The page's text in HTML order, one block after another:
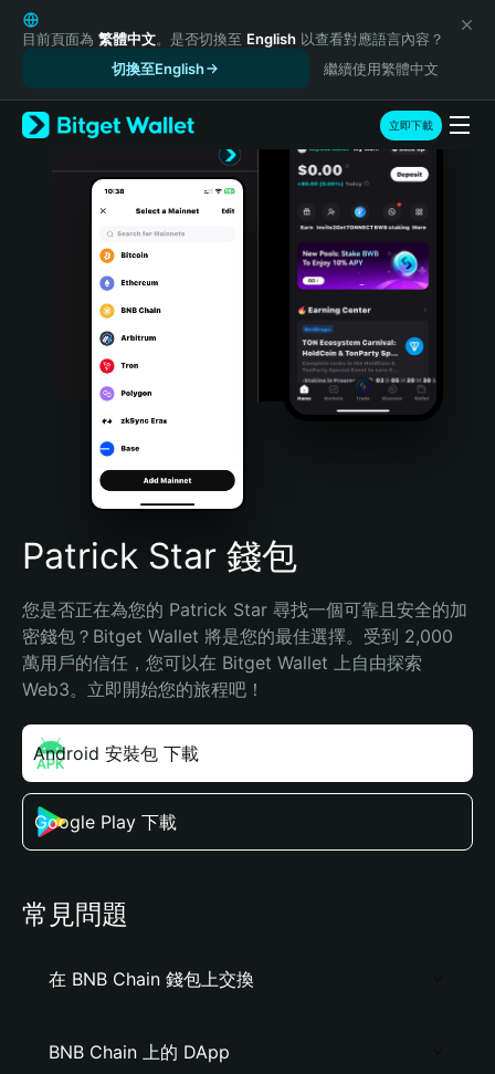
English
日本語
Русский
Español (Latinoamérica)
Türkçe
Português (Portugal)
Bahasa Indonesia
Português (Brasil)
Español (Argentina)
目前頁面為 繁體中文。是否切換至 English 以查看對應語言內容？
切換至English
繼續使用繁體中文
立即下載
Patrick Star 錢包
您是否正在為您的 Patrick Star 尋找一個可靠且安全的加
密錢包？Bitget Wallet 將是您的最佳選擇。受到 2,000
萬用戶的信任，您可以在 Bitget Wallet 上自由探索
Web3。立即開始您的旅程吧！
Android 安裝包 下載
Google Play 下載
常見問題
在 BNB Chain 錢包上交換
BNB Chain 上的 DApp